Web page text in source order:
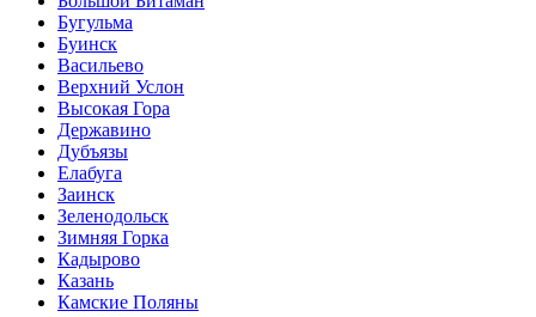
Бугульма
Буинск
Васильево
Верхний Услон
Высокая Гора
Державино
Дубъязы
Елабуга
Заинск
Зеленодольск
Зимняя Горка
Кадырово
Казань
Камские Поляны